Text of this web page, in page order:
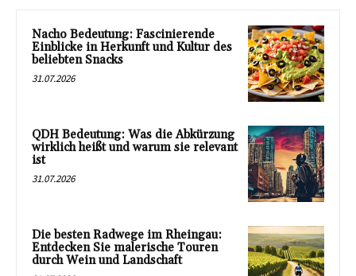
Nacho Bedeutung: Fascinierende
Einblicke in Herkunft und Kultur des
beliebten Snacks
31.07.2026
QDH Bedeutung: Was die Abkürzung
wirklich heißt und warum sie relevant
ist
31.07.2026
Die besten Radwege im Rheingau:
Entdecken Sie malerische Touren
durch Wein und Landschaft